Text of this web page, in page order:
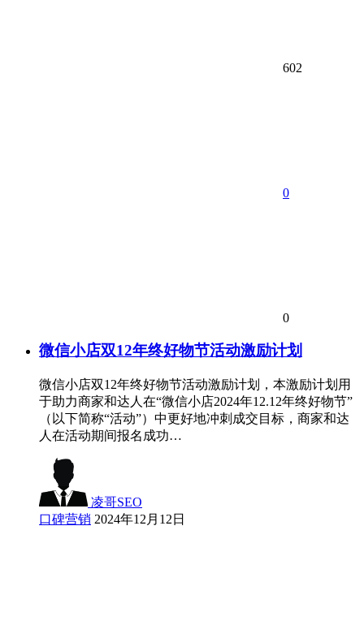
602
0
0
微信小店双12年终好物节活动激励计划
微信小店双12年终好物节活动激励计划，本激励计划用
于助力商家和达人在“微信小店2024年12.12年终好物节”
（以下简称“活动”）中更好地冲刺成交目标，商家和达
人在活动期间报名成功…
凌哥SEO
口碑营销 2024年12月12日